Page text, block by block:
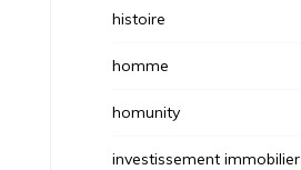
histoire
homme
homunity
investissement immobilier